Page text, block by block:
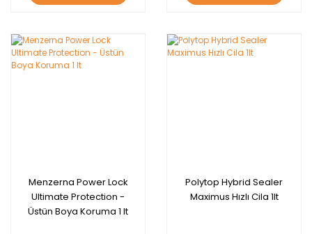
Menzerna Power Lock
Ultimate Protection -
Üstün Boya Koruma 1 lt
Polytop Hybrid Sealer
Maximus Hızlı Cila 1lt